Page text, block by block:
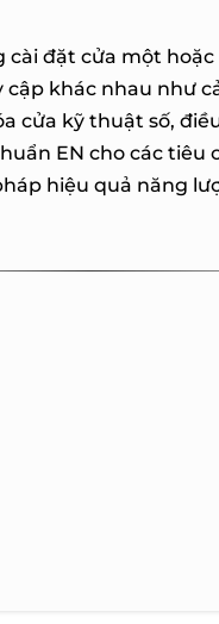
đặt cửa một
khác nhau như
cửa kỹ thuật số,
EN cho các tiêu
hiệu quả năng